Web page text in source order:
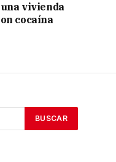
vivienda
cocaína